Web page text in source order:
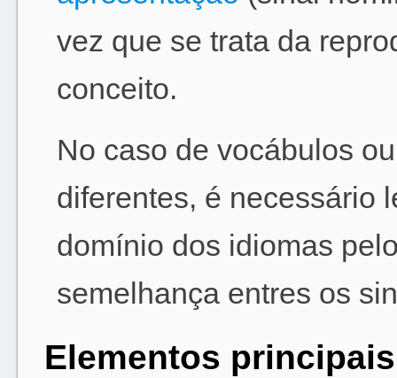
vez que se trata da
conceito.
No caso de vocábulos
diferentes, é necessário
domínio dos idiomas
semelhança entres os
Elementos